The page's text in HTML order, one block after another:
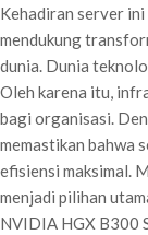
Kehadiran server ini
mendukung
dunia. Dunia
Oleh karena itu,
bagi organisasi.
memastikan bahwa
efisiensi maksimal.
menjadi pilihan
NVIDIA HGX B300